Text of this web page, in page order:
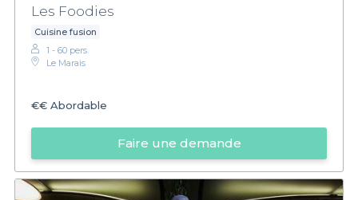
Les Foodies
Cuisine fusion
1 - 60 pers.
Le Marais
€€ Abordable
Faire une demande